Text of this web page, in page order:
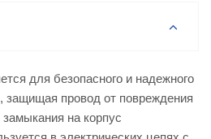
для безопасного и надежного
защищая провод от повреждения
на корпус